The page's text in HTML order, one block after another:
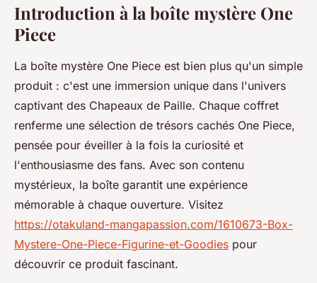
Introduction à la boîte mystère One
Piece
La boîte mystère One Piece est bien plus qu'un simple
produit : c'est une immersion unique dans l'univers
captivant des Chapeaux de Paille. Chaque coffret
renferme une sélection de trésors cachés One Piece,
pensée pour éveiller à la fois la curiosité et
l'enthousiasme des fans. Avec son contenu
mystérieux, la boîte garantit une expérience
mémorable à chaque ouverture. Visitez
https://otakuland-mangapassion.com/1610673-Box-
Mystere-One-Piece-Figurine-et-Goodies pour
découvrir ce produit fascinant.